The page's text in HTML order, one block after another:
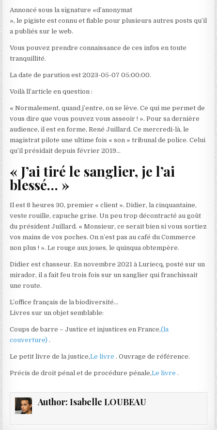
Annoncé sous la signature «d’anonymat
», le pigiste est connu et fiable pour plusieurs autres posts qu’il
a publiés sur le web.
Vous pouvez prendre connaissance de ces infos en toute
tranquillité.
La date de parution est 2023-05-07 05:00:00.
Voilà ll’article en question :
« Normalement, quand j’entre, on se lève. Ce qui me permet de
vous dire que vous pouvez vous asseoir ! ». Pour sa dernière
audience, il est en forme, René Juillard. Ce mercredi-là, le
magistrat pilote une ultime fois « son » tribunal de police. Celui
qu’il présidait depuis février 2019…
« J’ai tiré le sanglier, je l’ai
blessé… »
Il est 8 heures 30, premier « client ». Didier, la cinquantaine,
veste rouille, capuche grise. Un peu trop décontracté au goût
du président Juillard. « Monsieur, ce serait bien si vous sortiez
vos mains de vos poches. On n’est pas au café du Commerce
non plus ! ». Le rouge aux joues, le quinqua obtempère.
Didier est chasseur. En novembre 2021 à Luriecq, posté sur un
mirador, il a fait feu trois fois sur un sanglier qui franchissait
une route.
L’office français de la biodiversité…
Livres sur un objet semblable:
Coups de barre – Justice et injustices en France,(la
couverture) .
Le petit livre de la justice,Le livre . Ouvrage de référence.
Précis de droit pénal et de procédure pénale,Le livre .
Author: Isabelle LOUBEAU